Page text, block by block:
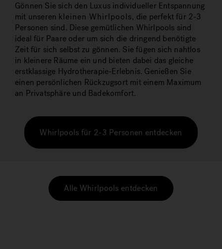
Gönnen Sie sich den Luxus individueller Entspannung
mit unseren kleinen Whirlpools, die perfekt für 2-3
Personen sind. Diese gemütlichen Whirlpools sind
ideal für Paare oder um sich die dringend benötigte
Zeit für sich selbst zu gönnen. Sie fügen sich nahtlos
in kleinere Räume ein und bieten dabei das gleiche
erstklassige Hydrotherapie-Erlebnis. Genießen Sie
einen persönlichen Rückzugsort mit einem Maximum
an Privatsphäre und Badekomfort.
Whirlpools für 2-3 Personen entdecken
Alle Whirlpools entdecken